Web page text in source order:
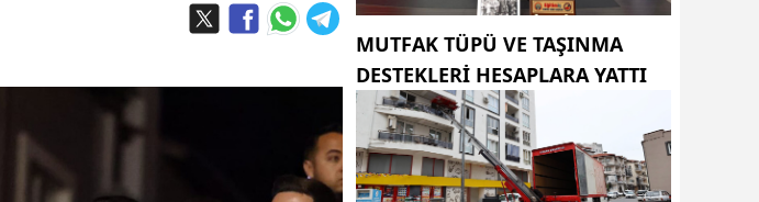
MUTFAK TÜPÜ VE TAŞINMA
DESTEKLERI HESAPLARA YATTI